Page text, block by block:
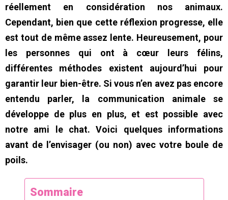
réellement en considération nos animaux.
Cependant, bien que cette réflexion progresse, elle
est tout de même assez lente. Heureusement, pour
les personnes qui ont à cœur leurs félins,
différentes méthodes existent aujourd’hui pour
garantir leur bien-être. Si vous n’en avez pas encore
entendu parler, la communication animale se
développe de plus en plus, et est possible avec
notre ami le chat. Voici quelques informations
avant de l’envisager (ou non) avec votre boule de
poils.
Sommaire